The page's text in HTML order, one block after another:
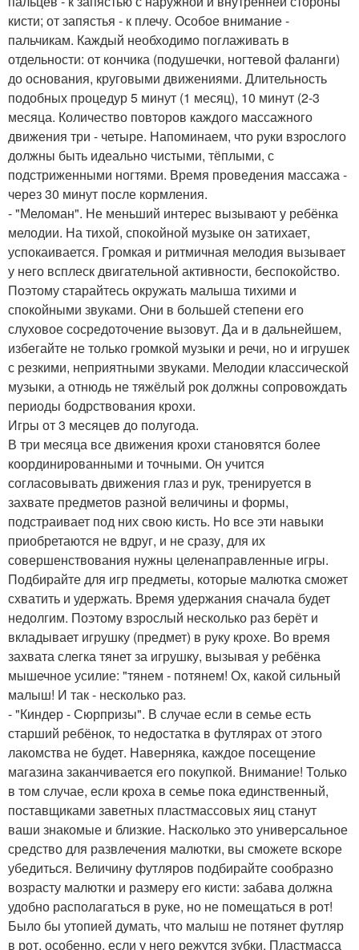
кисти; от запястья - к плечу. Особое внимание -
пальчикам. Каждый необходимо поглаживать в
отдельности: от кончика (подушечки, ногтевой фаланги)
до основания, круговыми движениями. Длительность
подобных процедур 5 минут (1 месяц), 10 минут (2-3
месяца. Количество повторов каждого массажного
движения три - четыре. Напоминаем, что руки взрослого
должны быть идеально чистыми, тёплыми, с
подстриженными ногтями. Время проведения массажа -
через 30 минут после кормления.
- "Меломан". Не меньший интерес вызывают у ребёнка
мелодии. На тихой, спокойной музыке он затихает,
успокаивается. Громкая и ритмичная мелодия вызывает
у него всплеск двигательной активности, беспокойство.
Поэтому старайтесь окружать малыша тихими и
спокойными звуками. Они в большей степени его
слуховое сосредоточение вызовут. Да и в дальнейшем,
избегайте не только громкой музыки и речи, но и игрушек
с резкими, неприятными звуками. Мелодии классической
музыки, а отнюдь не тяжёлый рок должны сопровождать
периоды бодрствования крохи.
Игры от 3 месяцев до полугода.
В три месяца все движения крохи становятся более
координированными и точными. Он учится
согласовывать движения глаз и рук, тренируется в
захвате предметов разной величины и формы,
подстраивает под них свою кисть. Но все эти навыки
приобретаются не вдруг, и не сразу, для их
совершенствования нужны целенаправленные игры.
Подбирайте для игр предметы, которые малютка сможет
схватить и удержать. Время удержания сначала будет
недолгим. Поэтому взрослый несколько раз берёт и
вкладывает игрушку (предмет) в руку крохе. Во время
захвата слегка тянет за игрушку, вызывая у ребёнка
мышечное усилие: "тянем - потянем! Ох, какой сильный
малыш! И так - несколько раз.
- "Киндер - Сюрпризы". В случае если в семье есть
старший ребёнок, то недостатка в футлярах от этого
лакомства не будет. Наверняка, каждое посещение
магазина заканчивается его покупкой. Внимание! Только
в том случае, если кроха в семье пока единственный,
поставщиками заветных пластмассовых яиц станут
ваши знакомые и близкие. Насколько это универсальное
средство для развлечения малютки, вы сможете вскоре
убедиться. Величину футляров подбирайте сообразно
возрасту малютки и размеру его кисти: забава должна
удобно располагаться в руке, но не помещаться в рот!
Было бы утопией думать, что малыш не потянет футляр
в рот, особенно, если у него режутся зубки. Пластмасса